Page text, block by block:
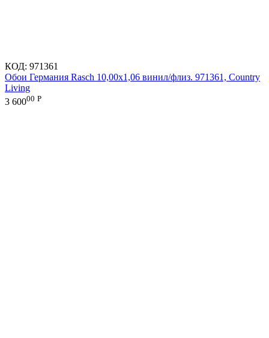
КОД: 971361
Обои Германия Rasch 10,00x1,06 винил/флиз. 971361, Country
Living
3 60000 Р